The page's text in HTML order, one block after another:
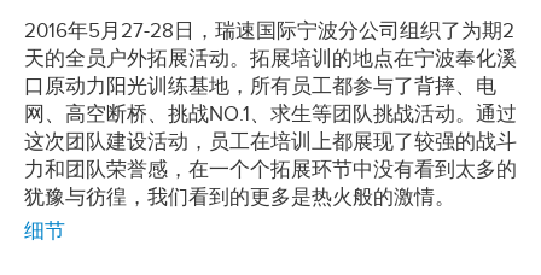
2016年5月27-28日，瑞速国际宁波分公司组织了为期2
天的全员户外拓展活动。拓展培训的地点在宁波奉化溪
口原动力阳光训练基地，所有员工都参与了背摔、电
网、高空断桥、挑战NO.1、求生等团队挑战活动。通过
这次团队建设活动，员工在培训上都展现了较强的战斗
力和团队荣誉感，在一个个拓展环节中没有看到太多的
犹豫与彷徨，我们看到的更多是热火般的激情。
细节